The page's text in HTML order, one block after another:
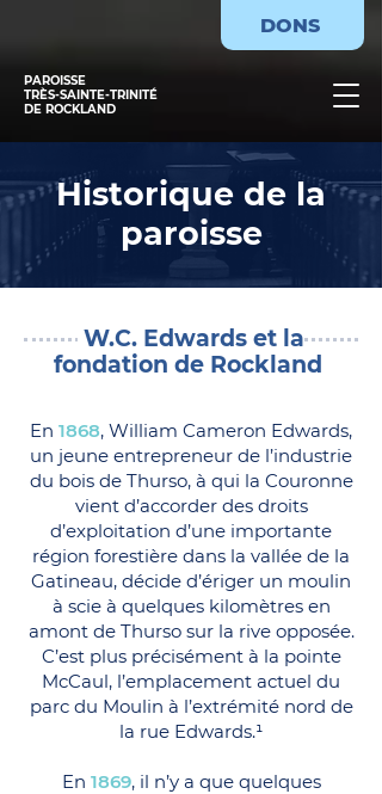
PAROISSE
TRÈS-SAINTE-TRINITÉ
DE ROCKLAND
DONS
Historique de la
paroisse
W.C. Edwards et la
fondation de Rockland
En 1868, William Cameron Edwards,
un jeune entrepreneur de l’industrie
du bois de Thurso, à qui la Couronne
vient d’accorder des droits
d’exploitation d’une importante
région forestière dans la vallée de la
Gatineau, décide d’ériger un moulin
à scie à quelques kilomètres en
amont de Thurso sur la rive opposée.
C’est plus précisément à la pointe
McCaul, l’emplacement actuel du
parc du Moulin à l’extrémité nord de
la rue Edwards.¹
En 1869, il n’y a que quelques